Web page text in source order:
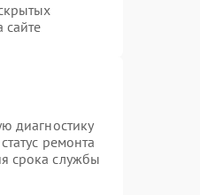
сайте
диагностику
ремонта
срока службы